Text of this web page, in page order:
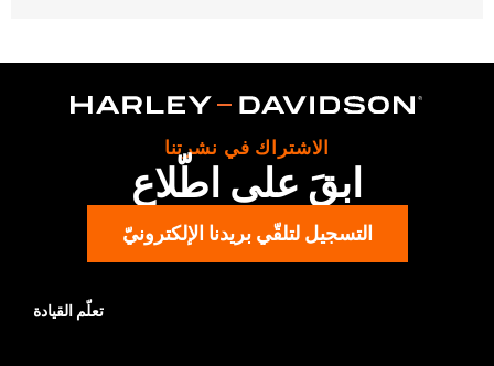
’93-’05 FXDL, ’16-later FXDLS, ’94-’05 FXDS-CONV and ’90-’17
FLS, FLSS, FLSTF, FLSTFB, FLSTFBS and FLSTN and ’86-’17
Installation Instructions
Dominion
2 Upper Fork Nut Covers, set screws, allen wrench
WARRANTY:
d.com/warranty
الاشتراك في نشرتنا
ابقَ على اطّلاع
التسجيل لتلقّي بريدنا الإلكترونيّ
تعلّم القيادة